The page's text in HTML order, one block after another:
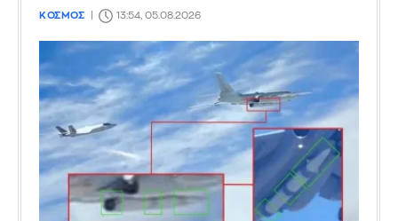
ΚΟΣΜΟΣ 13:54, 05.08.2026